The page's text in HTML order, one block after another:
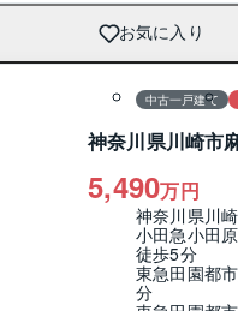
お気に入り
中古一戸建て
神奈川県川崎市
5,490万円
神奈川県川
小田急小田
徒歩5分
東急田園都
分